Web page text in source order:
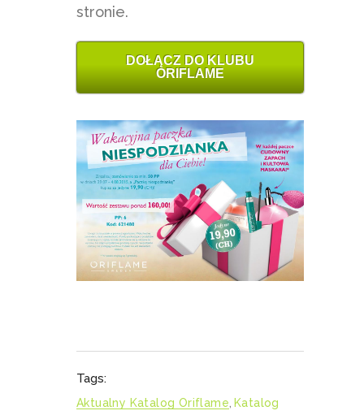
stronie.
DOŁĄCZ DO KLUBU
ORIFLAME
Tags:
Aktualny Katalog Oriflame Katalog